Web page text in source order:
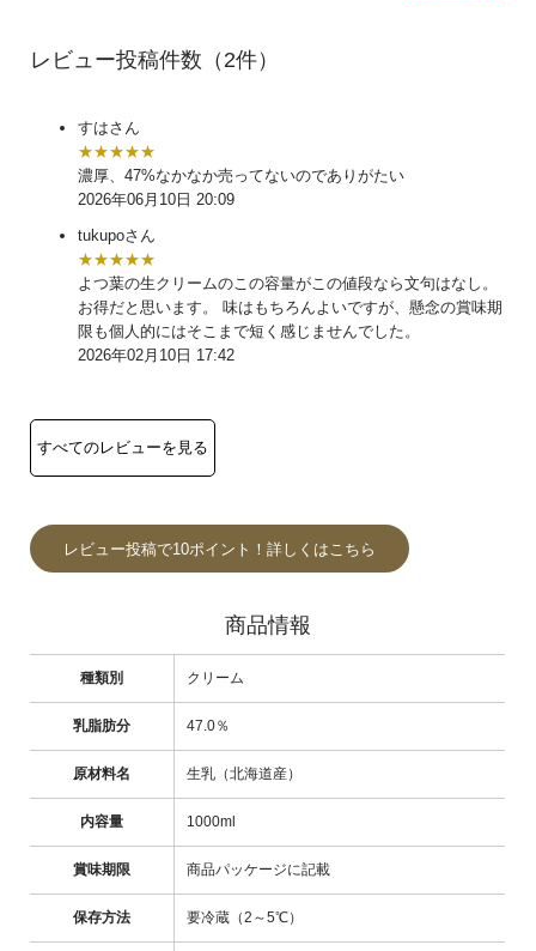
（2件）
すはさん
★★★★★
濃厚、47%なかなか売ってないのでありがたい
2026年06月10日 20:09
tukupoさん
★★★★★
よつ葉の生クリームのこの容量がこの値段なら文句はなし。
お得だと思います。 味はもちろんよいですが、懸念の賞味期
限も個人的にはそこまで短く感じませんでした。
2026年02月10日 17:42
レビュー投稿で10ポイント！詳しくはこちら
商品情報
種類別 クリーム
乳脂肪分 47.0％
原材料名 生乳（北海道産）
内容量 1000ml
賞味期限 商品パッケージに記載
保存方法 要冷蔵（2～5℃）